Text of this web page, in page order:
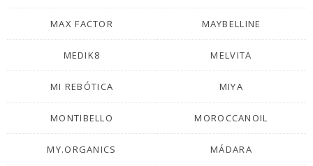
MAX FACTOR MAYBELLINE
MEDIK8 MELVITA
MI REBÓTICA MIYA
MONTIBELLO MOROCCANOIL
MY.ORGANICS MÁDARA